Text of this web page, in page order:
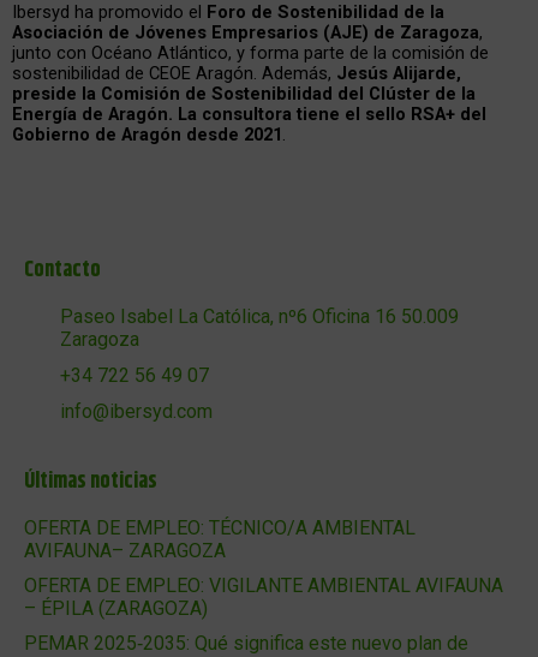
Ibersyd ha promovido el
Foro de Sostenibilidad de la
Asociación de Jóvenes Empresarios (AJE) de Zaragoza,
junto con Océano Atlántico, y forma parte de la comisión de
sostenibilidad de CEOE Aragón. Además, Jesús Alijarde,
preside la Comisión de Sostenibilidad del Clúster de la
Energía de Aragón. La consultora tiene el sello RSA+ del
Gobierno de Aragón desde 2021 .
Contacto
Paseo Isabel La Católica, nº6 Oficina 16 50.009
Zaragoza
+34 722 56 49 07
info@ibersyd.com
Últimas noticias
OFERTA DE EMPLEO: TÉCNICO/A AMBIENTAL
AVIFAUNA– ZARAGOZA
OFERTA DE EMPLEO: VIGILANTE AMBIENTAL AVIFAUNA
– ÉPILA (ZARAGOZA)
PEMAR 2025‑2035: Qué significa este nuevo plan de